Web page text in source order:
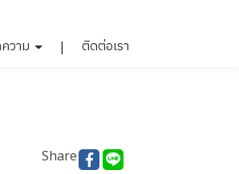
วาม ติดต่อเรา
Share